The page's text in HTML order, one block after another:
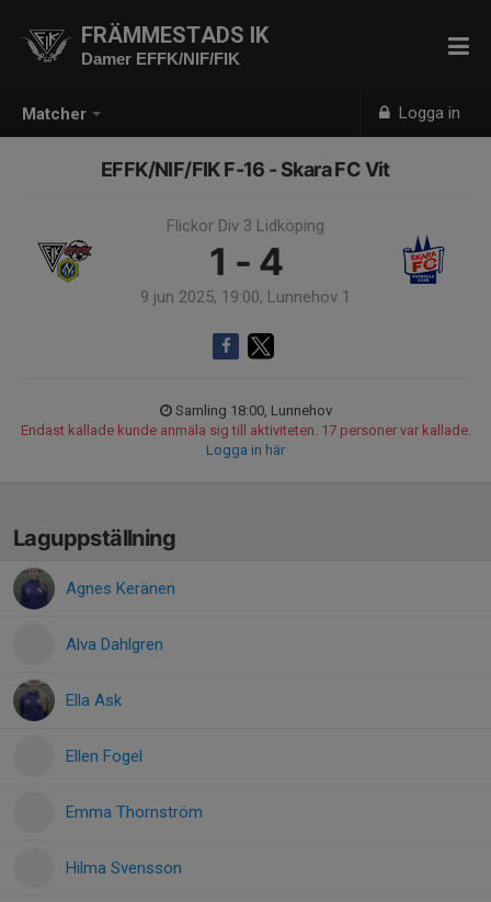
Matcher Logga in
FRÄMMESTADS IK
Damer EFFK/NIF/FIK
EFFK/NIF/FIK F-16 - Skara FC Vit
Flickor Div 3 Lidköping
1 - 4
9 jun 2025, 19:00, Lunnehov 1
Samling 18:00, Lunnehov
Endast kallade kunde anmäla sig till aktiviteten. 17 personer var kallade.
Logga in här
Laguppställning
Agnes Keränen
Alva Dahlgren
Ella Ask
Ellen Fogel
Emma Thornström
Hilma Svensson